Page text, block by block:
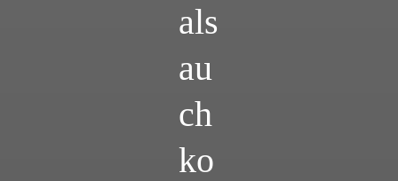
als
au
ch
ko